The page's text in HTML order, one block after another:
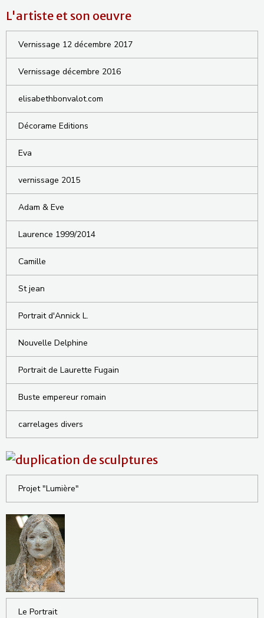
L'artiste et son oeuvre
Vernissage 12 décembre 2017
Vernissage décembre 2016
elisabethbonvalot.com
Décorame Editions
Eva
vernissage 2015
Adam & Eve
Laurence 1999/2014
Camille
St jean
Portrait d'Annick L.
Nouvelle Delphine
Portrait de Laurette Fugain
Buste empereur romain
carrelages divers
Projet "Lumière"
Le Portrait